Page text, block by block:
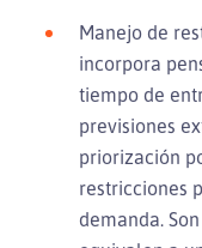
Manejo de
incorpora
tiempo de
previsiones
priorización
restricciones
demanda.